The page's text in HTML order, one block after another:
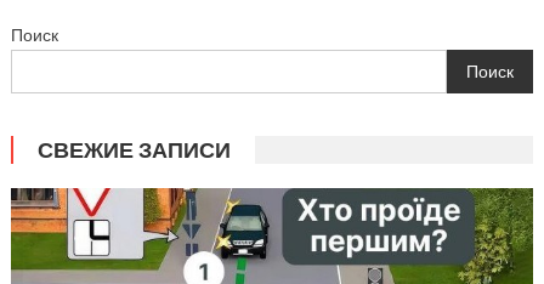
Поиск
Поиск
СВЕЖИЕ ЗАПИСИ